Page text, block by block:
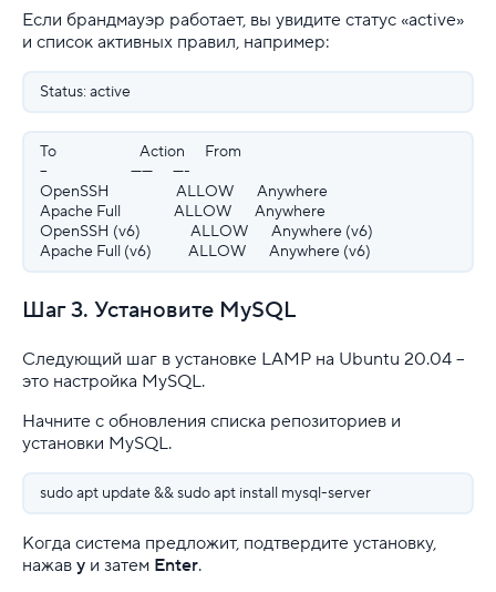
Если брандмауэр работает, вы увидите статус «active»
и список активных правил, например:
Status: active
To Action From
-- ------ ----
OpenSSH ALLOW Anywhere
Apache Full ALLOW Anywhere
OpenSSH (v6) ALLOW Anywhere (v6)
Apache Full (v6) ALLOW Anywhere (v6)
Шаг 3. Установите MySQL
Следующий шаг в установке LAMP на Ubuntu 20.04 –
это настройка MySQL.
Начните с обновления списка репозиториев и
установки MySQL.
sudo apt update && sudo apt install mysql-server
Когда система предложит, подтвердите установку,
нажав y и затем Enter.